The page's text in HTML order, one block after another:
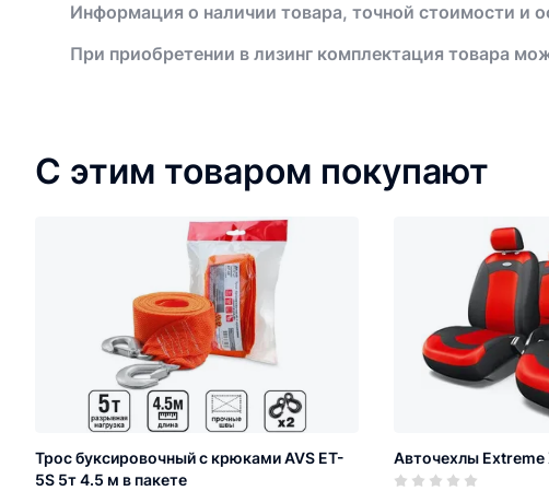
Информация о наличии товара, точной стоимости и
При приобретении в лизинг комплектация товара
С этим товаром покупают
Трос буксировочный с крюками AVS ET-
5S 5т 4.5 м в пакете
Авточехлы Extreme